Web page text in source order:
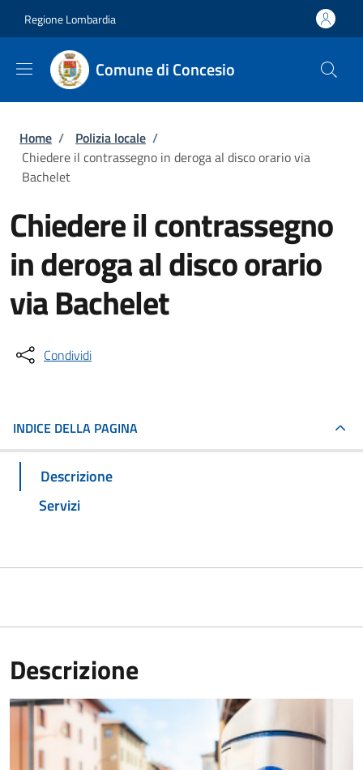
Regione Lombardia
Comune di Concesio
Briciole di pane
Home / Polizia locale /
Chiedere il contrassegno in deroga al disco orario via
Bachelet
Chiedere il contrassegno
in deroga al disco orario
via Bachelet
Condividi
INDICE DELLA PAGINA
Descrizione
Servizi
Descrizione